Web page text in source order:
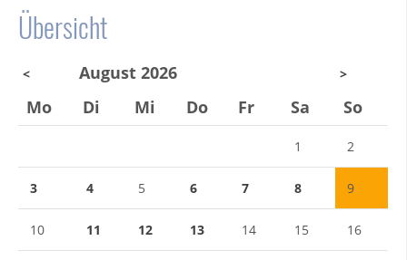
Übersicht
< August 2026 >
Mo Di Mi Do Fr Sa So
1 2
3 4 5 6 7 8 9
10 11 12 13 14 15 16